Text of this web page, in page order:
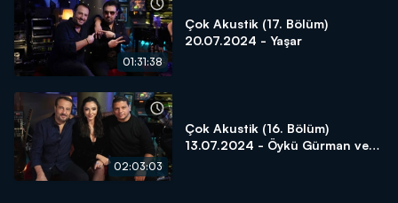
01:31:38
Çok Akustik (17. Bölüm)
20.07.2024 - Yaşar
02:03:03
Çok Akustik (16. Bölüm)
13.07.2024 - Öykü Gürman ve